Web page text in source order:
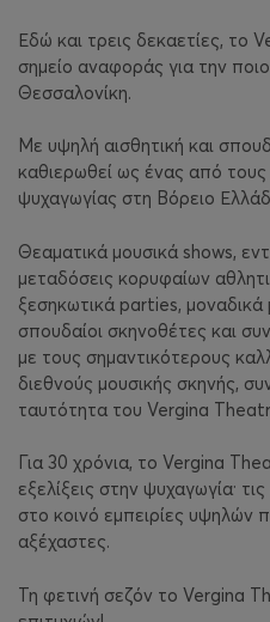
Εδώ και τρεις δεκαετίες, το
σημείο αναφοράς για την
Θεσσαλονίκη.
Με υψηλή αισθητική και
καθιερωθεί ως ένας από
ψυχαγωγίας στη Βόρειο
Θεαματικά μουσικά shows,
μεταδόσεις κορυφαίων
ξεσηκωτικά parties,
σπουδαίοι σκηνοθέτες και
με τους σημαντικότερους
διεθνούς μουσικής σκηνής,
ταυτότητα του Vergina
Για 30 χρόνια, το Vergina
εξελίξεις στην ψυχαγωγία·
στο κοινό εμπειρίες υψηλών
αξέχαστες.
Τη φετινή σεζόν το Vergina